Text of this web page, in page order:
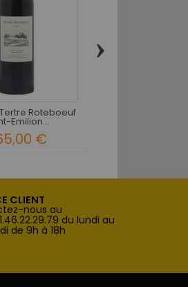
Roteboeuf
Emilion...
€
›
CLIENT
nous au
du lundi au
de 9h à 18h